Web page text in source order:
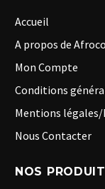
Accueil
A propos de
Mon Compte
Conditions
Mentions légales/
Nous Contacter
NOS